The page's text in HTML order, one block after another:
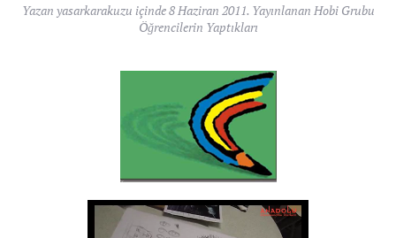
Yazan yasarkarakuzu içinde8 Haziran 2011. Yayınlanan Hobi Grubu
Öğrencilerin Yaptıkları